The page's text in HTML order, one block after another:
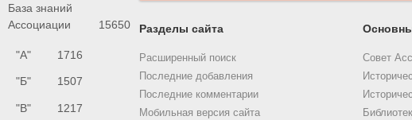
База знаний
Ассоциации
15650
"А" 1716
"Б" 1507
"В" 1217
Разделы сайта
Расширенный поиск
Последние добавления
Последние комментарии
Мобильная версия сайта
Совет